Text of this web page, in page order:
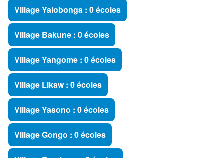
Village Yalobonga : 0 écoles
Village Bakune : 0 écoles
Village Yangome : 0 écoles
Village Likaw : 0 écoles
Village Yasono : 0 écoles
Village Gongo : 0 écoles